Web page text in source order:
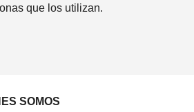
que los utilizan.
SOMOS